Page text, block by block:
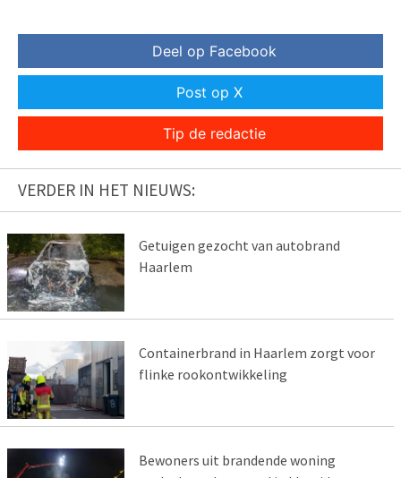
Deel op Facebook
Post op X
Tip de redactie
VERDER IN HET NIEUWS:
Getuigen gezocht van autobrand
Haarlem
Containerbrand in Haarlem zorgt voor
flinke rookontwikkeling
Bewoners uit brandende woning